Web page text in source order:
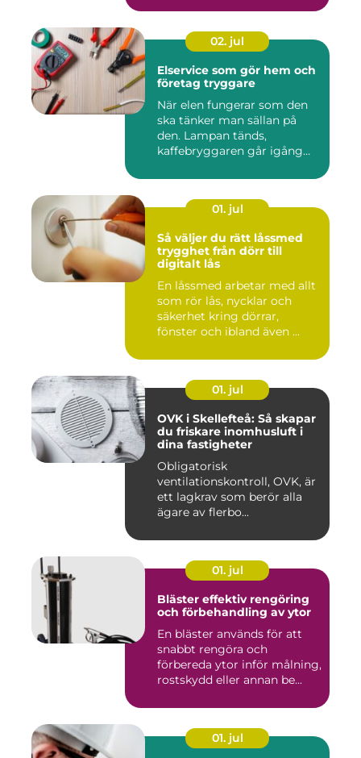
02. jul
Elservice som gör hem och
företag tryggare
När elen fungerar som den
ska tänker man sällan på
den. Lampan tänds,
kaffebryggaren går igång
01. jul
Så väljer du rätt låssmed
trygghet från dörr till
digitalt lås
En låssmed arbetar med allt
som rör lås, nycklar och
säkerhet kring dörrar,
fönster och ibland även ...
01. jul
OVK i Skellefteå: Så skapar
du friskare inomhusluft i
dina fastigheter
Obligatorisk
ventilationskontroll, OVK, är
ett lagkrav som berör alla
ägare av flerbo...
01. jul
Bläster effektiv rengöring
och förbehandling av ytor
En bläster används för att
snabbt rengöra och
förbereda ytor inför målning,
rostskydd eller annan be...
01. jul